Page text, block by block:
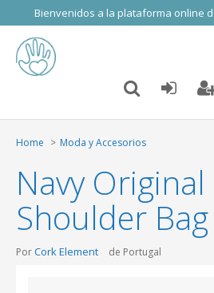
Bienvenidos a la plataforma online
Home Moda y Accesorios
Navy Original
Shoulder Bag
PorCork Element de Portugal